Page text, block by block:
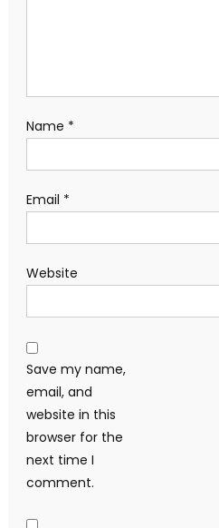
Name *
Email *
Website
Save my name,
email, and
website in this
browser for the
next time I
comment.